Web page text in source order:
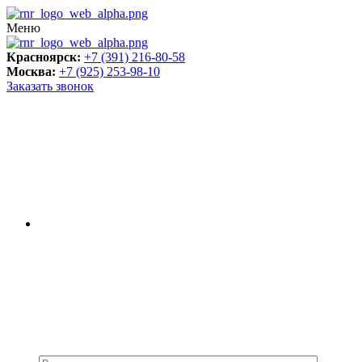
Меню
Красноярск: +7 (391) 216-80-58
Москва: +7 (925) 253-98-10
Заказать звонок